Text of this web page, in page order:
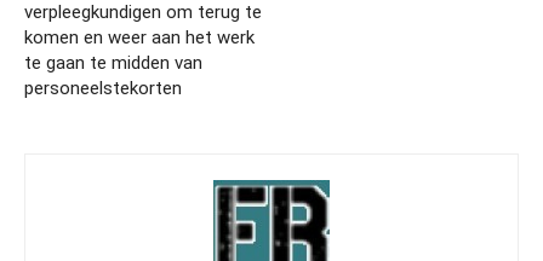
verpleegkundigen om terug te
komen en weer aan het werk
te gaan te midden van
personeelstekorten